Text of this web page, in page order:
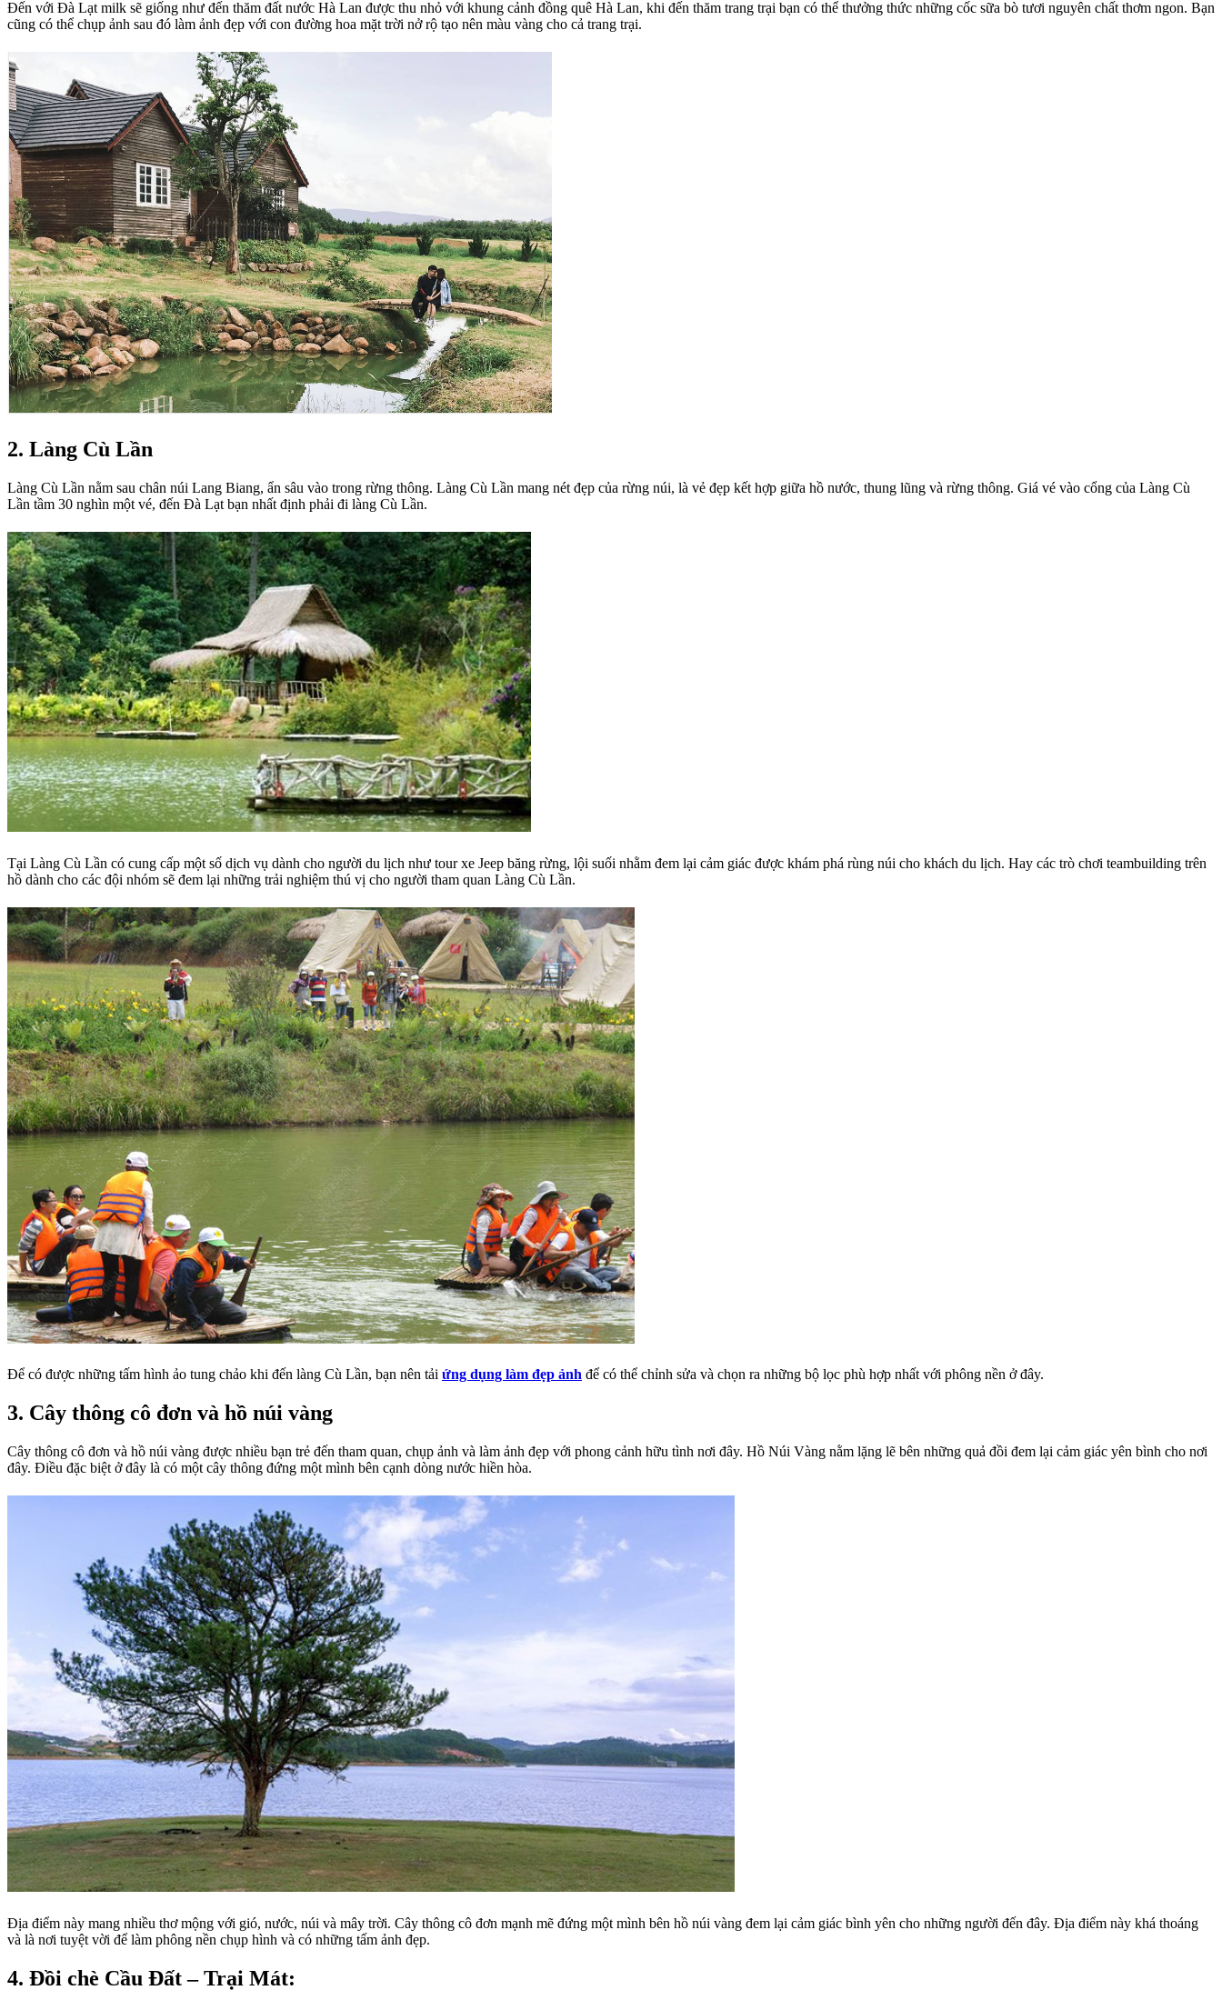
Đến với Đà Lạt milk sẽ giống như đến thăm đất nước Hà Lan được thu nhỏ với khung cảnh đồng quê Hà Lan, khi đến thăm trang trại bạn có thể thưởng thức những cốc sữa bò tươi nguyên chất thơm ngon. Bạn
cũng có thể chụp ảnh sau đó làm ảnh đẹp với con đường hoa mặt trời nở rộ tạo nên màu vàng cho cả trang trại.
2. Làng Cù Lần
Làng Cù Lần nằm sau chân núi Lang Biang, ẩn sâu vào trong rừng thông. Làng Cù Lần mang nét đẹp của rừng núi, là vẻ đẹp kết hợp giữa hồ nước, thung lũng và rừng thông. Giá vé vào cổng của Làng Cù
Lần tầm 30 nghìn một vé, đến Đà Lạt bạn nhất định phải đi làng Cù Lần.
Tại Làng Cù Lần có cung cấp một số dịch vụ dành cho người du lịch như tour xe Jeep băng rừng, lội suối nhằm đem lại cảm giác được khám phá rùng núi cho khách du lịch. Hay các trò chơi teambuilding trên
hồ dành cho các đội nhóm sẽ đem lại những trải nghiệm thú vị cho người tham quan Làng Cù Lần.
Để có được những tấm hình ảo tung chảo khi đến làng Cù Lần, bạn nên tải ứng dụng làm đẹp ảnh để có thể chỉnh sửa và chọn ra những bộ lọc phù hợp nhất với phông nền ở đây.
3. Cây thông cô đơn và hồ núi vàng
Cây thông cô đơn và hồ núi vàng được nhiều bạn trẻ đến tham quan, chụp ảnh và làm ảnh đẹp với phong cảnh hữu tình nơi đây. Hồ Núi Vàng nằm lặng lẽ bên những quả đồi đem lại cảm giác yên bình cho nơi
đây. Điều đặc biệt ở đây là có một cây thông đứng một mình bên cạnh dòng nước hiền hòa.
Địa điểm này mang nhiều thơ mộng với gió, nước, núi và mây trời. Cây thông cô đơn mạnh mẽ đứng một mình bên hồ núi vàng đem lại cảm giác bình yên cho những người đến đây. Địa điểm này khá thoáng
và là nơi tuyệt vời để làm phông nền chụp hình và có những tấm ảnh đẹp.
4. Đồi chè Cầu Đất – Trại Mát: